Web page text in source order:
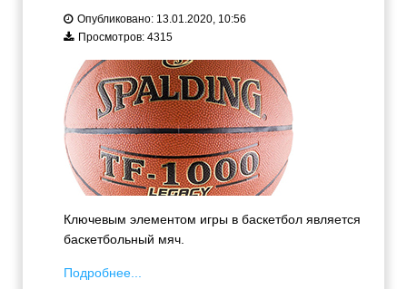
Опубликовано: 13.01.2020, 10:56
Просмотров: 4315
Ключевым элементом игры в баскетбол является
баскетбольный мяч.
Подробнее...